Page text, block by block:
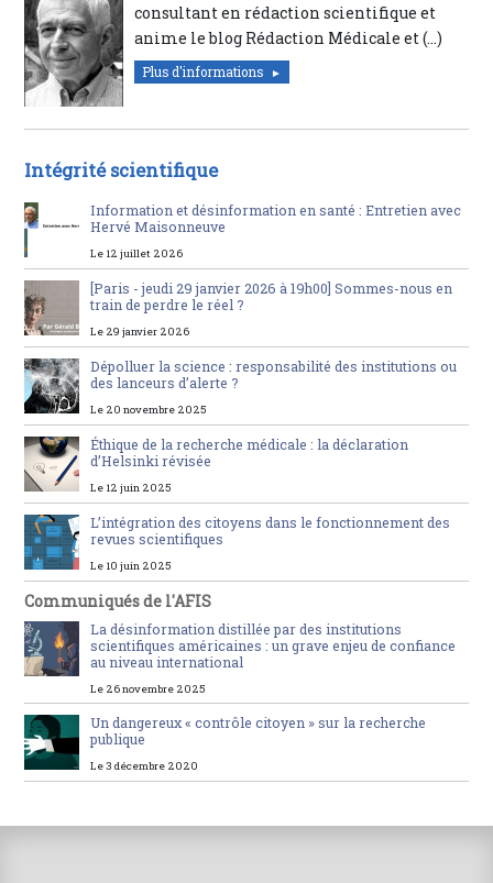
consultant en rédaction scientifique et
anime le blog Rédaction Médicale et (…)
Plus d'informations
Intégrité scientifique
Information et désinformation en santé : Entretien avec
Hervé Maisonneuve
Le 12 juillet 2026
[Paris - jeudi 29 janvier 2026 à 19h00] Sommes-nous en
train de perdre le réel ?
Le 29 janvier 2026
Dépolluer la science : responsabilité des institutions ou
des lanceurs d’alerte ?
Le 20 novembre 2025
Éthique de la recherche médicale : la déclaration
d’Helsinki révisée
Le 12 juin 2025
L’intégration des citoyens dans le fonctionnement des
revues scientifiques
Le 10 juin 2025
Communiqués de l'AFIS
La désinformation distillée par des institutions
scientifiques américaines : un grave enjeu de confiance
au niveau international
Le 26 novembre 2025
Un dangereux « contrôle citoyen » sur la recherche
publique
Le 3 décembre 2020